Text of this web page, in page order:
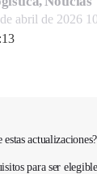
abril de 2026
estas actualizaciones?
para ser